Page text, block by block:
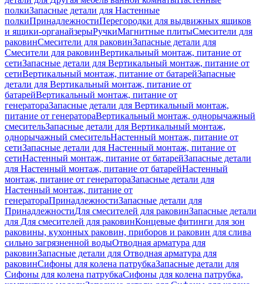
полкиЗапасные детали для Настенные
полкиПринадлежностиПерегородки для выдвижных ящиков
и ящики-органайзерыРучкиМагнитные плитыСмесители для
раковинСмесители для раковинЗапасные детали для
Смесители для раковинВертикальный монтаж, питание от
сетиЗапасные детали для Вертикальный монтаж, питание от
сетиВертикальный монтаж, питание от батарейЗапасные
детали для Вертикальный монтаж, питание от
батарейВертикальный монтаж, питание от
генератораЗапасные детали для Вертикальный монтаж,
питание от генератораВертикальный монтаж, однорычажный
смесительЗапасные детали для Вертикальный монтаж,
однорычажный смесительНастенный монтаж, питание от
сетиЗапасные детали для Настенный монтаж, питание от
сетиНастенный монтаж, питание от батарейЗапасные детали
для Настенный монтаж, питание от батарейНастенный
монтаж, питание от генератораЗапасные детали для
Настенный монтаж, питание от
генератораПринадлежностиЗапасные детали для
ПринадлежностиДля смесителей для раковинЗапасные детали
для Для смесителей для раковинКонцевые фитинги для зон
раковины, кухонных раковин, приборов и раковин для слива
сильно загрязненной водыОтводная арматура для
раковинЗапасные детали для Отводная арматура для
раковинСифоны для колена патрубкаЗапасные детали для
Сифоны для колена патрубкаСифоны для колена патрубка,